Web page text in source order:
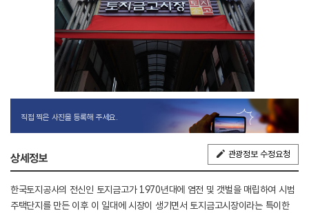
직접 찍은 사진을 등록해 주세요.
상세정보 관광정보 수정요청
한국토지공사의 전신인 토지금고가 1970년대에 염전 및 갯벌을 매립하여 시범
주택단지를 만든 이후 이 일대에 시장이 생기면서 토지금고시장이라는 특이한